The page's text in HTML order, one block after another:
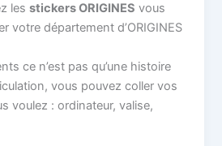
lesstickers ORIGINES vous
votre département d’ORIGINES
ce n’est pas qu’une histoire
vous pouvez coller vos
voulez : ordinateur, valise,